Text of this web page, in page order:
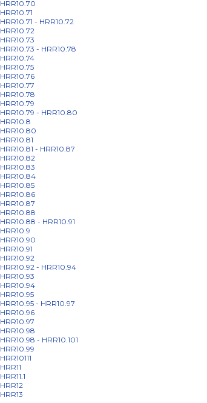
HRR10.70
HRR10.71
HRR10.71 - HRR10.72
HRR10.72
HRR10.73
HRR10.73 - HRR10.78
HRR10.74
HRR10.75
HRR10.76
HRR10.77
HRR10.78
HRR10.79
HRR10.79 - HRR10.80
HRR10.8
HRR10.80
HRR10.81
HRR10.81 - HRR10.87
HRR10.82
HRR10.83
HRR10.84
HRR10.85
HRR10.86
HRR10.87
HRR10.88
HRR10.88 - HRR10.91
HRR10.9
HRR10.90
HRR10.91
HRR10.92
HRR10.92 - HRR10.94
HRR10.93
HRR10.94
HRR10.95
HRR10.95 - HRR10.97
HRR10.96
HRR10.97
HRR10.98
HRR10.98 - HRR10.101
HRR10.99
HRR10111
HRR11
HRR11.1
HRR12
HRR13